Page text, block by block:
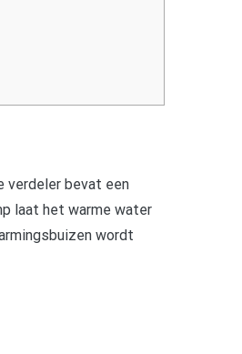
verdeler bevat een
laat het warme water
wordt